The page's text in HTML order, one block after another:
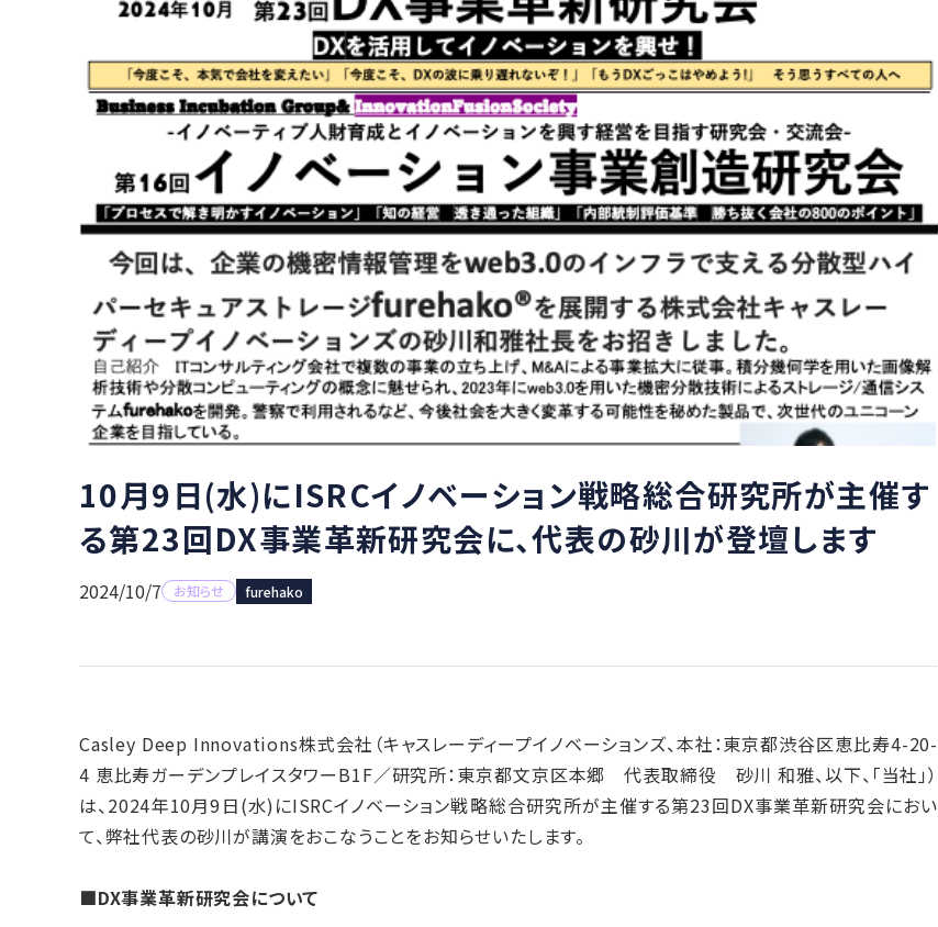
10月9日(水)にISRCイノベーション戦略総合研究所が主催す
る第23回DX事業革新研究会に、代表の砂川が登壇します
2024/10/7 お知らせ furehako
Casley Deep Innovations株式会社（キャスレーディープイノベーションズ、本社：東京都渋谷区恵比寿4-20-
4 恵比寿ガーデンプレイスタワーB1F／研究所：東京都文京区本郷 代表取締役 砂川 和雅、以下、「当社」）
は、2024年10月9日(水)にISRCイノベーション戦略総合研究所が主催する第23回DX事業革新研究会におい
て、弊社代表の砂川が講演をおこなうことをお知らせいたします。
■DX事業革新研究会について